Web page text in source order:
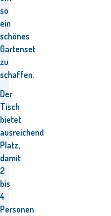
so
ein
schönes
Gartenset
zu
schaffen.
Der
Tisch
bietet
ausreichend
Platz,
damit
2
bis
4
Personen